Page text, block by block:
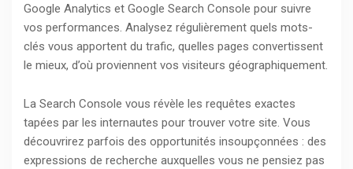
Google Analytics et Google Search Console pour suivre
vos performances. Analysez régulièrement quels mots-
clés vous apportent du trafic, quelles pages convertissent
le mieux, d’où proviennent vos visiteurs géographiquement.
La Search Console vous révèle les requêtes exactes
tapées par les internautes pour trouver votre site. Vous
découvrirez parfois des opportunités insoupçonnées : des
expressions de recherche auxquelles vous ne pensiez pas